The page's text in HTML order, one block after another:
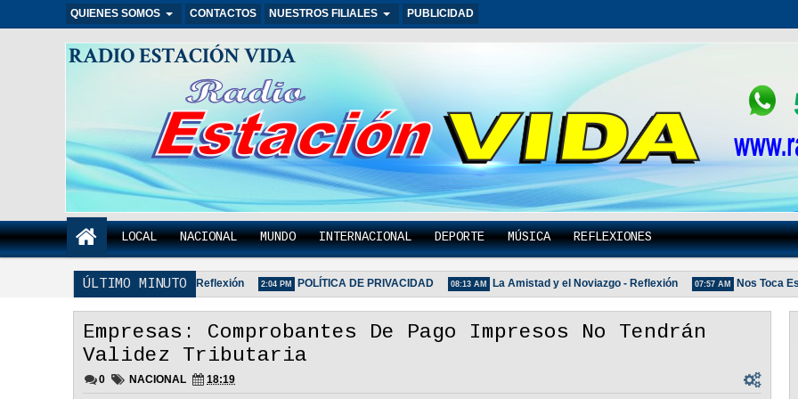
QUIENES SOMOS CONTACTOS NUESTROS FILIALES PUBLICIDAD
RADIO ESTACIÓN VIDA
LOCAL NACIONAL MUNDO INTERNACIONAL DEPORTE MÚSICA REFLEXIONES
ÚLTIMO MINUTO
Regala Una Sonrisa - Reflexión 2:04 PM POLÍTICA DE PRIVACIDAD 08:13 AM La Amistad y el Noviazgo - Reflexión 07:57 AM Nos Toca
Empresas: Comprobantes De Pago Impresos No Tendrán
Validez Tributaria
0 NACIONAL 18:19